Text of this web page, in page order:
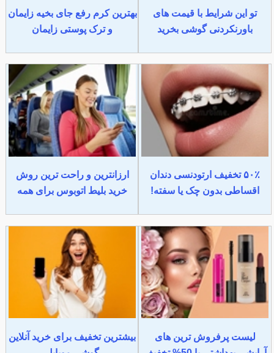
تو این شرایط با قیمت های
باورنکردنی گوشی بخرید
بهترین کرم رفع جای بخیه زایمان
و ترک پوستی زایمان
۵۰٪ تخفیف ارتودنسی دندان
اقساطی بدون چک یا سفته!
ارزانترین و راحت ترین روش
خرید بلیط اتوبوس برای همه
لیست پرفروش ترین های
بیشترین تخفیف برای خرید آنلاین